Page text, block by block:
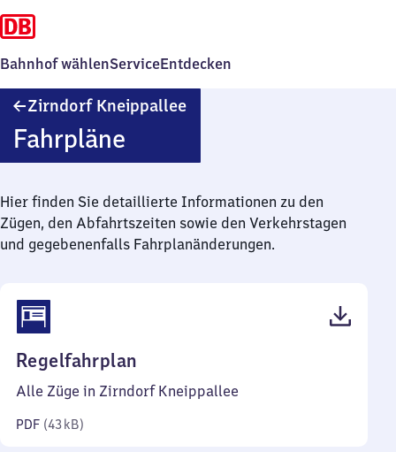
Bahnhof wählenServiceEntdecken
Zirndorf Kneippallee
Fahrpläne
Hier finden Sie detaillierte Informationen zu den
Zügen, den Abfahrtszeiten sowie den Verkehrstagen
und gegebenenfalls Fahrplanänderungen.
Regelfahrplan
43
Alle Züge in Zirndorf Kneippallee
PDF (43 kB)